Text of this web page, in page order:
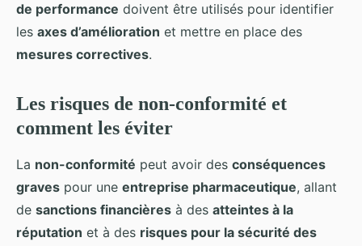
de performance doivent être utilisés pour identifier
les axes d’amélioration et mettre en place des
mesures correctives.
Les risques de non-conformité et
comment les éviter
La non-conformité peut avoir des conséquences
graves pour une entreprise pharmaceutique, allant
de sanctions financières à des atteintes à la
réputation et à des risques pour la sécurité des